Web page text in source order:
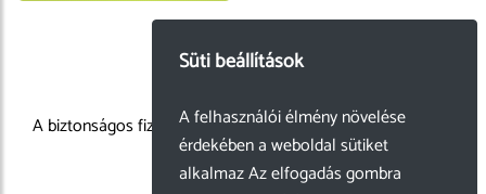
A biztonságos fizetést biztosítja:
Süti beállítások
A felhasználói élmény növelése
érdekében a weboldal sütiket
alkalmaz Az elfogadás gombra